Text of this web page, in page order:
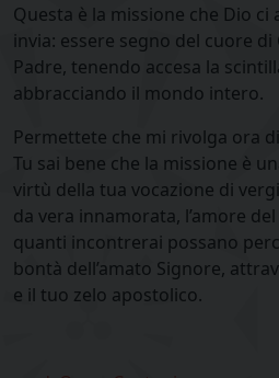
Questa è la missione che Dio ci
invia: essere segno del cuore di
Padre, tenendo accesa la
abbracciando il mondo intero.
Permettete che mi rivolga ora
Tu sai bene che la missione è
virtù della tua vocazione di
da vera innamorata, l’amore
quanti incontrerai possano
bontà dell’amato Signore,
e il tuo zelo apostolico.